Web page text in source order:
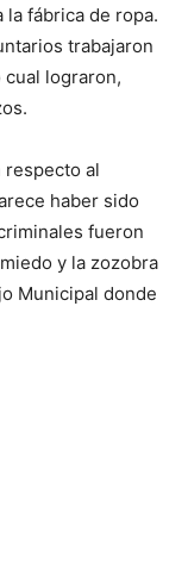
fábrica de ropa.
trabajaron
lograron,
respecto al
haber sido
fueron
y la zozobra
Municipal donde